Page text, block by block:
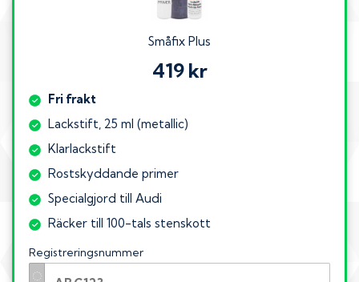
Småfix Plus
419 kr
Fri frakt
Lackstift, 25 ml (metallic)
Klarlackstift
Rostskyddande primer
Specialgjord till Audi
Räcker till 100-tals stenskott
Registreringsnummer